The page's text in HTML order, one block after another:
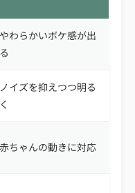
やわらかいボケ感が出
る
ノイズを抑えつつ明る
く
赤ちゃんの動きに対応